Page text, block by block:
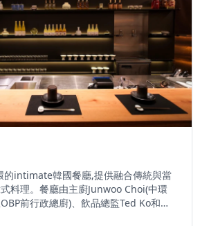
的intimate韓國餐廳,提供融合傳統與當
料理。餐廳由主廚Junwoo Choi(中環
前行政總廚)、飲品總監Ted Ko和策